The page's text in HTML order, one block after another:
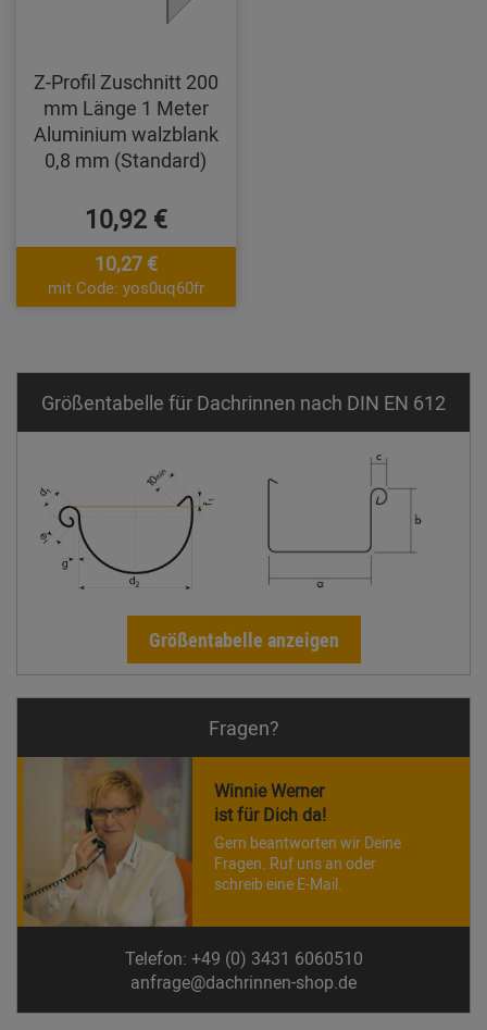
Z-Profil Zuschnitt 200
mm Länge 1 Meter
Aluminium walzblank
0,8 mm (Standard)
10,92 €
10,27 €
mit Code: yos0uq60fr
Größentabelle für Dachrinnen nach DIN EN 612
Größentabelle anzeigen
Fragen?
Winnie Werner
ist für Dich da!
Gern beantworten wir Deine
Fragen. Ruf uns an oder
schreib eine E-Mail.
Telefon: +49 (0) 3431 6060510
anfrage@dachrinnen-shop.de